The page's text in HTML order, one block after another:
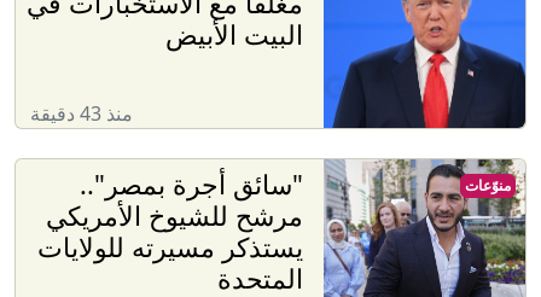
البيت الأبيض
منذ 43 دقيقة
"سائق أجرة بمصر"..
مرشح للشيوخ الأمريكي
يستذكر مسيرته للولايات
المتحدة
منوّعات